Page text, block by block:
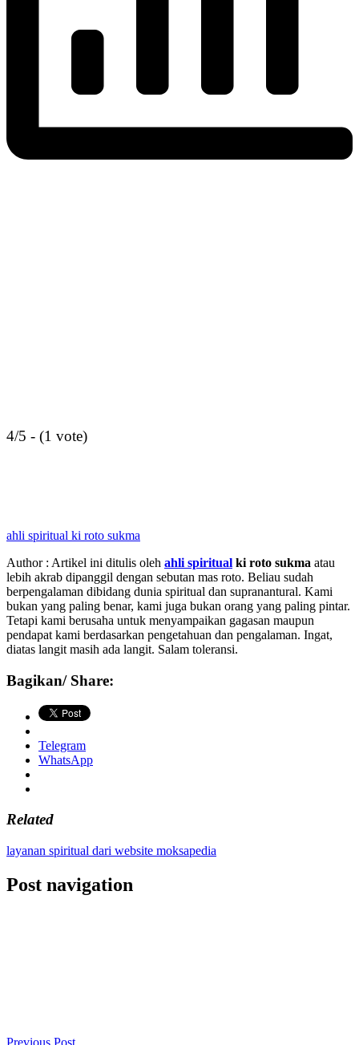
4/5 - (1 vote)
ahli spiritual ki roto sukma
Author : Artikel ini ditulis oleh ahli spiritual ki roto sukma atau
lebih akrab dipanggil dengan sebutan mas roto. Beliau sudah
berpengalaman dibidang dunia spiritual dan supranantural. Kami
bukan yang paling benar, kami juga bukan orang yang paling pintar.
Tetapi kami berusaha untuk menyampaikan gagasan maupun
pendapat kami berdasarkan pengetahuan dan pengalaman. Ingat,
diatas langit masih ada langit. Salam toleransi.
Bagikan/ Share:
Telegram
WhatsApp
Related
layanan spiritual dari website moksapedia
Post navigation
Previous Post